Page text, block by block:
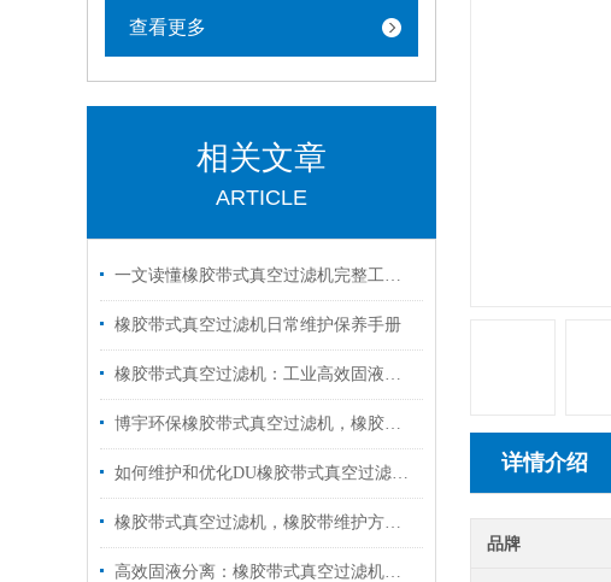
查看更多
相关文章
ARTICLE
一文读懂橡胶带式真空过滤机完整工作循环
橡胶带式真空过滤机日常维护保养手册
橡胶带式真空过滤机：工业高效固液分离领域的得力助手
博宇环保橡胶带式真空过滤机，橡胶过滤带的核心技术亮点
如何维护和优化DU橡胶带式真空过滤机的性能？
橡胶带式真空过滤机，橡胶带维护方法！
高效固液分离：橡胶带式真空过滤机性能详解
详情介绍
品牌